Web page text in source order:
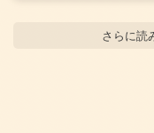
さらに読